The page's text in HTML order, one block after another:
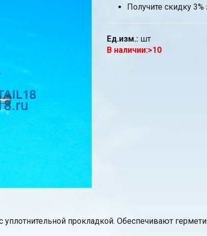
Получите скидку 3%
Ед.изм.: шт
В наличии:>10
уплотнительной прокладкой. Обеспечивают